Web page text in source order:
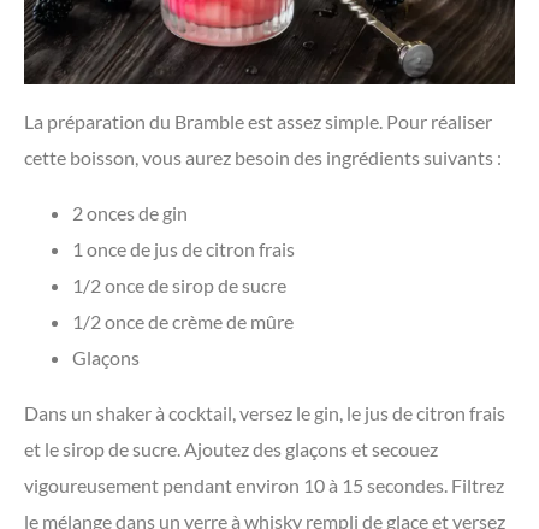
La préparation du Bramble est assez simple. Pour réaliser
cette boisson, vous aurez besoin des ingrédients suivants :
2 onces de gin
1 once de jus de citron frais
1/2 once de sirop de sucre
1/2 once de crème de mûre
Glaçons
Dans un shaker à cocktail, versez le gin, le jus de citron frais
et le sirop de sucre. Ajoutez des glaçons et secouez
vigoureusement pendant environ 10 à 15 secondes. Filtrez
le mélange dans un verre à whisky rempli de glace et versez